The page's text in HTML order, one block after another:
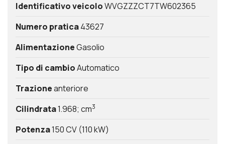
Identificativo veicoloWVGZZZCT7TW602365
Numero pratica43627
AlimentazioneGasolio
Tipo di cambioAutomatico
Trazioneanteriore
Cilindrata1.968; cm3
Potenza150 CV (110 kW)